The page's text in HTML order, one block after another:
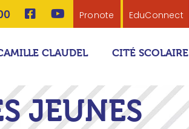
Pronote EduConnect
CLAUDEL CITÉ SCOLAIRE
JEUNES